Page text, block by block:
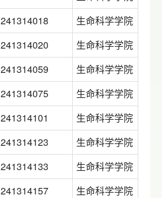
241314018
生命科学学院
241314020
生命科学学院
241314059
生命科学学院
241314075
生命科学学院
241314101
生命科学学院
241314123
生命科学学院
241314133
生命科学学院
241314157
生命科学学院